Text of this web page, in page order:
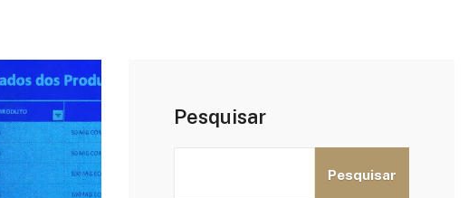
Pesquisar
Pesquisar